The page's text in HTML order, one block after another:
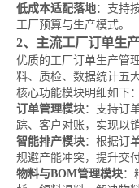
低成本适配落地：支持
工厂预算与生产模式。
2、主流工厂订单生
优质的工厂订单生产管
料、质检、数据统计五
核心功能模块明细如下：
订单管理模块：支持订
踪、客户对账，实现以
智能排产模块：根据订
规避产能冲突，提升交
物料与BOM管理模块：